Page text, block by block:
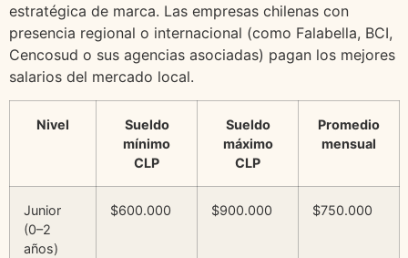
estratégica de marca. Las empresas chilenas con
presencia regional o internacional (como Falabella, BCI,
Cencosud o sus agencias asociadas) pagan los mejores
salarios del mercado local.
Nivel
Sueldo
mínimo
CLP
Sueldo
máximo
CLP
Promedio
mensual
Junior
(0–2
años)
$600.000 $900.000 $750.000